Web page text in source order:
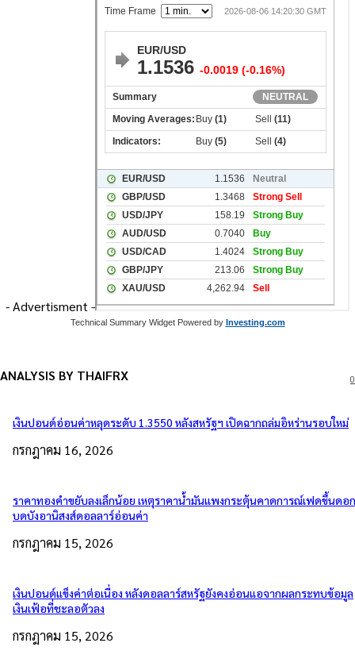
- Advertisment -
Technical Summary Widget Powered by Investing.com
0
ANALYSIS BY THAIFRX
เงินปอนด์อ่อนค่าหลุดระดับ 1.3550 หลังสหรัฐฯ เปิดฉากถล่มอิหร่านรอบใหม่
กรกฎาคม 16, 2026
ราคาทองคำขยับลงเล็กน้อย เหตุราคาน้ำมันแพงกระตุ้นคาดการณ์เฟดขึ้นดอ
บดบังอานิสงส์ดอลลาร์อ่อนค่า
กรกฎาคม 15, 2026
เงินปอนด์แข็งค่าต่อเนื่อง หลังดอลลาร์สหรัฐยังคงอ่อนแอจากผลกระทบข้อมูล
เงินเฟ้อที่ชะลอตัวลง
กรกฎาคม 15, 2026